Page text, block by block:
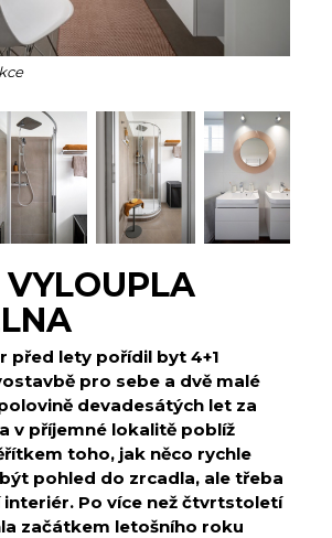
před lety pořídil byt 4+1
pro sebe a dvě malé
devadesátých let za
v příjemné lokalitě poblíž
toho, jak něco rychle
pohled do zrcadla, ale třeba
interiér. Po více než čtvrtstoletí
začátkem letošního roku